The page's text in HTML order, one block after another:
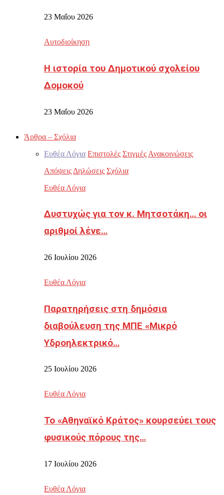
23 Μαΐου 2026
Αυτοδιοίκηση
Η ιστορία του Δημοτικού σχολείου
Δομοκού
23 Μαΐου 2026
Άρθρα – Σχόλια
Ευθέα Λόγια Επιστολές Στιγμές Ανακοινώσεις
Απόψεις Δηλώσεις Σχόλια
Ευθέα Λόγια
Δυστυχώς για τον κ. Μητσοτάκη… οι
αριθμοί λένε…
26 Ιουλίου 2026
Ευθέα Λόγια
Παρατηρήσεις στη δημόσια
διαβούλευση της ΜΠΕ «Μικρό
Υδροηλεκτρικό…
25 Ιουλίου 2026
Ευθέα Λόγια
Το «Αθηναϊκό Κράτος» κουρσεύει τους
φυσικούς πόρους της…
17 Ιουλίου 2026
Ευθέα Λόγια